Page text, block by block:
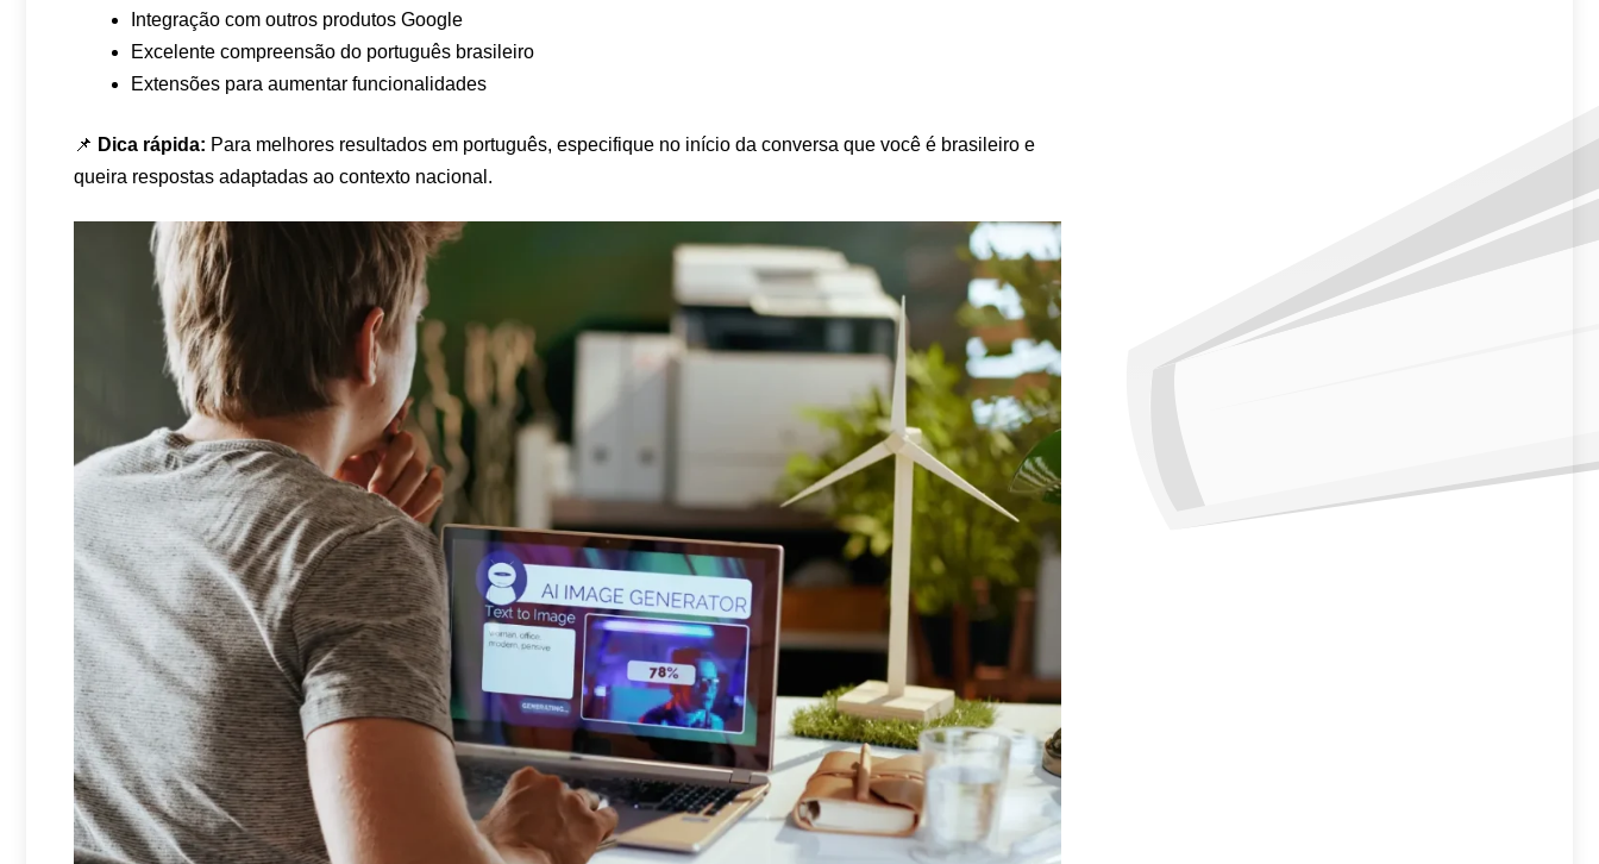
Integração com outros produtos Google
Excelente compreensão do português brasileiro
Extensões para aumentar funcionalidades
📌 Dica rápida: Para melhores resultados em português, especifique no início da conversa que você é brasileiro e
queira respostas adaptadas ao contexto nacional.